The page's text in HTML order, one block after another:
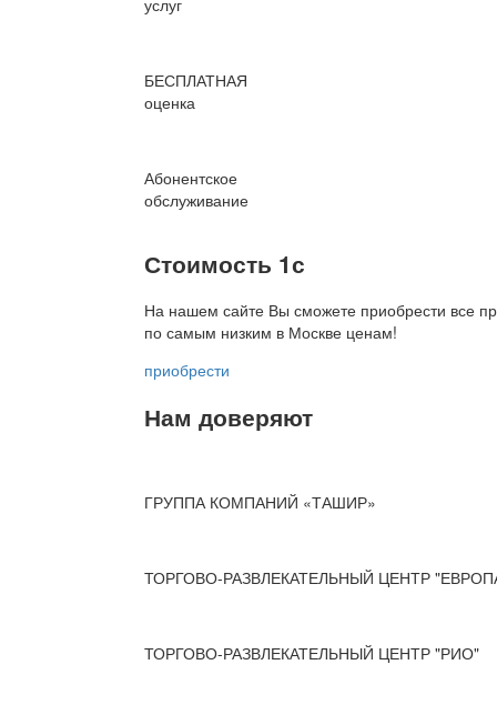
услуг
БЕСПЛАТНАЯ
оценка
Абонентское
обслуживание
Стоимость 1с
На нашем сайте Вы сможете приобрести все
по самым низким в Москве ценам!
приобрести
Нам доверяют
ГРУППА КОМПАНИЙ «ТАШИР»
ТОРГОВО-РАЗВЛЕКАТЕЛЬНЫЙ ЦЕНТР
ТОРГОВО-РАЗВЛЕКАТЕЛЬНЫЙ ЦЕНТР "РИО"